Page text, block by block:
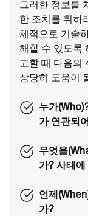
그러한 정보를
한 조치를 취하
체적으로 기술
해할 수 있도록
고할 때 다음의
상당히 도움이
누가
가 연관되
무엇을
가? 사태
언제
가?